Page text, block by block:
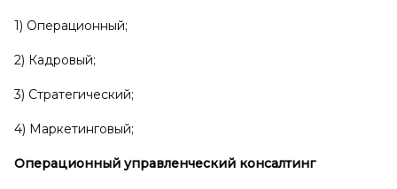
1) Операционный;
2) Кадровый;
3) Стратегический;
4) Маркетинговый;
Операционный управленческий консалтинг